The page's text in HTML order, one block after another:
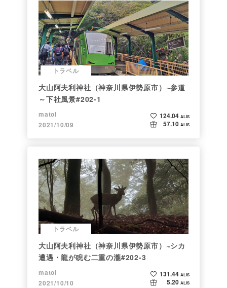
トラベル
大山阿夫利神社（神奈川県伊勢原市）~参道
～下社風景#202-1
matol
2021/10/09
124.04 ALIS
57.10 ALIS
トラベル
大山阿夫利神社（神奈川県伊勢原市）~シカ
遭遇・龍が睨む二重の瀧#202-3
matol
2021/10/10
131.44 ALIS
5.20 ALIS